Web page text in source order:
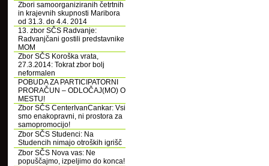
Zbori samoorganiziranih četrtnih
in krajevnih skupnosti Maribora
od 31.3. do 4.4. 2014
13. zbor SČS Radvanje:
Radvanjčani gostili predstavnike
MOM
Zbor SČS Koroška vrata,
27.3.2014: Tokrat zbor bolj
neformalen
POBUDA ZA PARTICIPATORNI
PRORAČUN – ODLOČAJ(MO) O
MESTU!
Zbor SČS CenterIvanCankar: Vsi
smo enakopravni, ni prostora za
samopromocijo!
Zbor SČS Studenci: Na
Studencih nimajo otroških igrišč
Zbor SČS Nova vas: Ne
popuščajmo, izpeljimo do konca!